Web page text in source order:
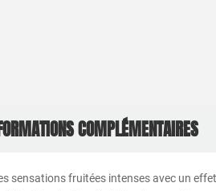
COMPLÉMENTAIRES
sensations fruitées intenses avec un